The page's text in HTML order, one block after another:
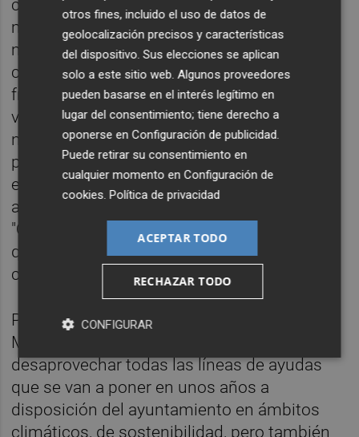
centro a las personas cuidadoras y un
modelo de ciudad que cuide de la gente
mayor". Esta visión se enlaza directamente
con un plan de rehabilitación de viviendas
frente a la emergencia climática. "Los
veranos son completamente agobiantes y
no podemos dejar que la gente mayor los
pase en casas que no están preparadas y
encima a solas", lamentó el candidato,
añadiendo que su objetivo urbano es firme:
"Queremos hacer plazas y casas de barrio
que realmente combatan el cambio
climático y sean auténticos refugios".
Por su parte, el diputado europeo Vicent
Marzà advirtió que "no podemos
desaprovechar todas las líneas de ayudas
que se van a poner en unos años a
disposición del ayuntamiento en ámbitos
climáticos, de sostenibilidad, pero también
otros fines, incluido el uso de datos de
geolocalización precisos y características
del dispositivo. Sus elecciones se aplican
solo a este sitio web. Algunos proveedores
pueden basarse en el interés legítimo en
lugar del consentimiento; tiene derecho a
oponerse enConfiguración de publicidad
Puede retirar su consentimiento en
cualquier momento enConfiguración de
cookies .Política de privacidad
ACEPTAR TODO
RECHAZAR TODO
CONFIGURAR